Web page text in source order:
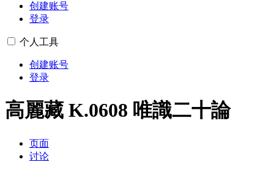
创建账号
登录
个人工具
创建账号
登录
高麗藏 K.0608 唯識二十論
页面
讨论